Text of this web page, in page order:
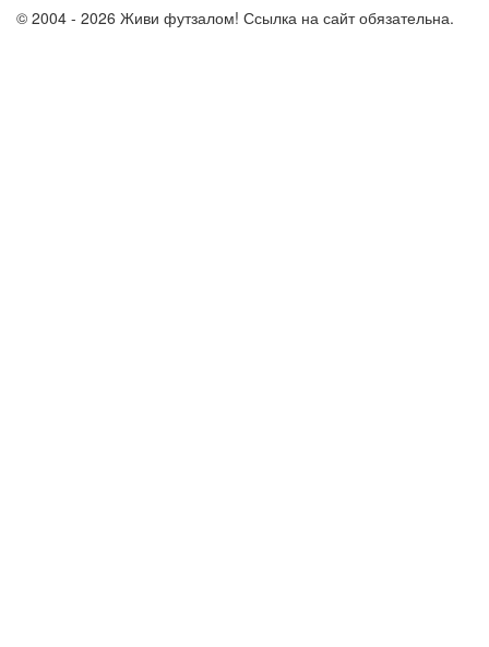
© 2004 - 2026 Живи футзалом! Ссылка на сайт обязательна.